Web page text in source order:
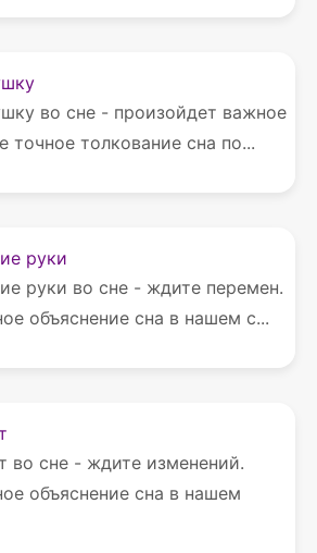
во сне - произойдет важное
точное толкование сна по...
руки
руки во сне - ждите перемен.
объяснение сна в нашем с...
во сне - ждите изменений.
объяснение сна в нашем